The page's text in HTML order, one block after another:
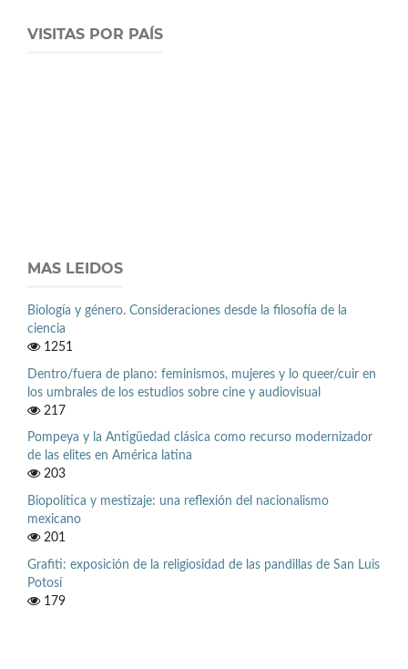
VISITAS POR PAÍS
MAS LEIDOS
Biología y género. Consideraciones desde la filosofía de la
ciencia
1251
Dentro/fuera de plano: feminismos, mujeres y lo queer/cuir en
los umbrales de los estudios sobre cine y audiovisual
217
Pompeya y la Antigüedad clásica como recurso modernizador
de las elites en América latina
203
Biopolítica y mestizaje: una reflexión del nacionalismo
mexicano
201
Grafiti: exposición de la religiosidad de las pandillas de San Luis
Potosí
179